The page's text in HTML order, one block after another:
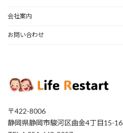
会社案内
お問い合わせ
〒422-8006
静岡県静岡市駿河区曲金4丁目15-16